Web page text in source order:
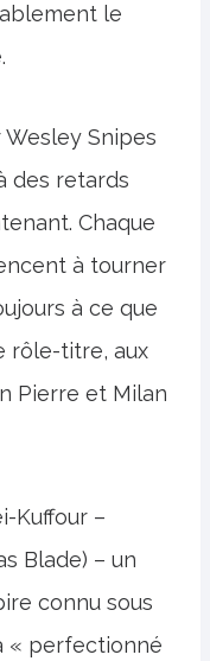
le
Snipes
des retards
Chaque
à tourner
à ce que
rôle-titre, aux
Pierre et Milan
Kuffour –
Blade) – un
connu sous
« perfectionné